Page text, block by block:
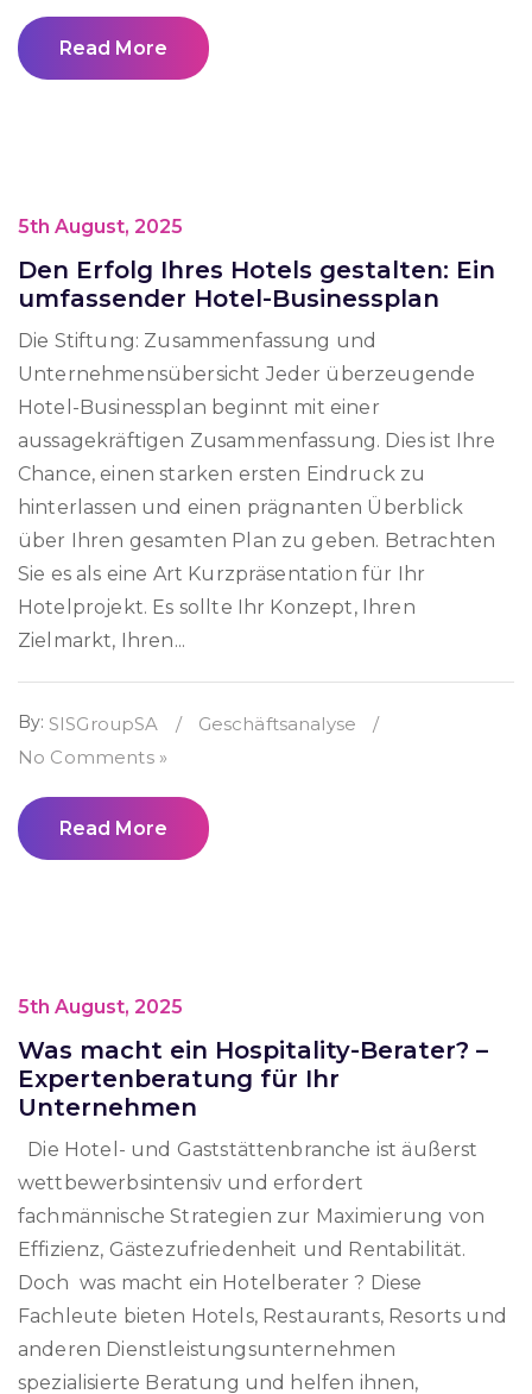
Read More
5th August, 2025
Den Erfolg Ihres Hotels gestalten: Ein
umfassender Hotel-Businessplan
Die Stiftung: Zusammenfassung und
Unternehmensübersicht Jeder überzeugende
Hotel-Businessplan beginnt mit einer
aussagekräftigen Zusammenfassung. Dies ist Ihre
Chance, einen starken ersten Eindruck zu
hinterlassen und einen prägnanten Überblick
über Ihren gesamten Plan zu geben. Betrachten
Sie es als eine Art Kurzpräsentation für Ihr
Hotelprojekt. Es sollte Ihr Konzept, Ihren
Zielmarkt, Ihren...
By: SISGroupSA / Geschäftsanalyse
/
No Comments »
Read More
5th August, 2025
Was macht ein Hospitality-Berater? –
Expertenberatung für Ihr
Unternehmen
Die Hotel- und Gaststättenbranche ist äußerst
wettbewerbsintensiv und erfordert
fachmännische Strategien zur Maximierung von
Effizienz, Gästezufriedenheit und Rentabilität.
Doch was macht ein Hotelberater ? Diese
Fachleute bieten Hotels, Restaurants, Resorts und
anderen Dienstleistungsunternehmen
spezialisierte Beratung und helfen ihnen,